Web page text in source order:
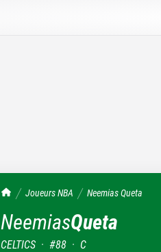
TrashTalk Actu NBA
Joueurs NBA NeemiasQueta
NeemiasQueta
CELTICS · #88 · C